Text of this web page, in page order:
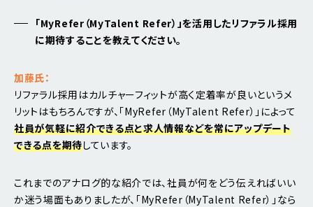
「MyRefer（MyTalent Refer）」を活用したリファラル採用
に期待することを教えてください。
加藤氏：
リファラル採用はカルチャーフィットが高く定着率が良いというメ
リットはもちろんですが、「MyRefer（MyTalent Refer）」によって
社員が気軽に紹介できる点と求人情報などを常にアップデート
できる点を期待しています。
これまでのアナログ的な紹介では、社員が何をどう伝えればいい
か迷う場面もありましたが、「MyRefer（MyTalent Refer）」なら